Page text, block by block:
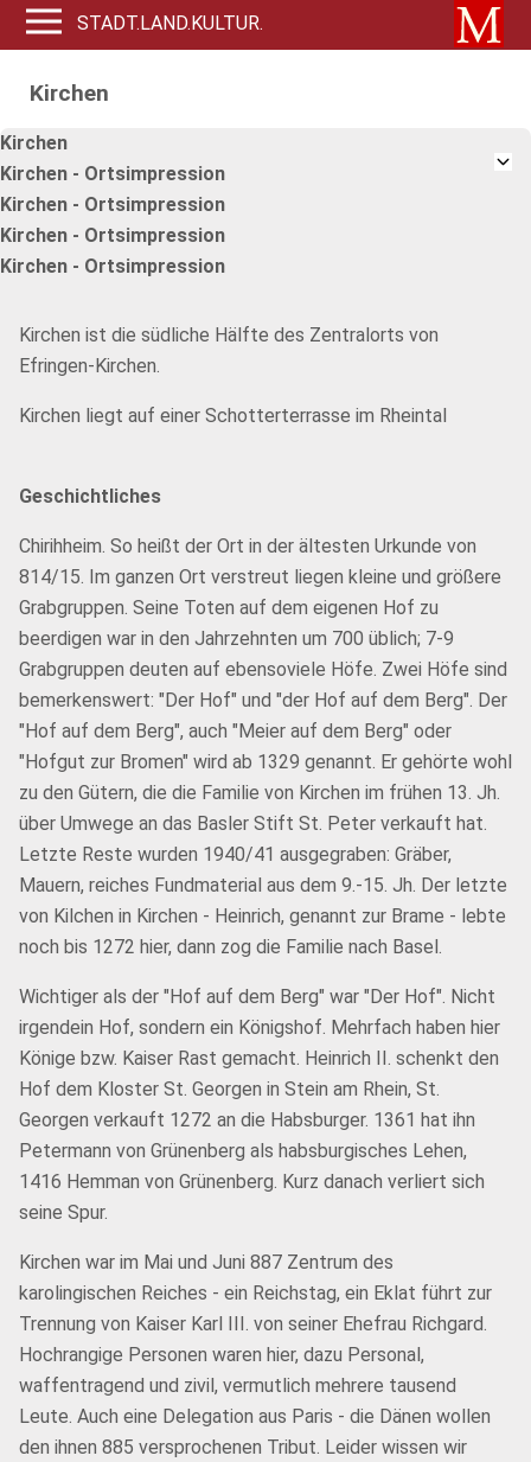
STADT.LAND.KULTUR.
Kirchen
Kirchen
Kirchen - Ortsimpression
Kirchen - Ortsimpression
Kirchen - Ortsimpression
Kirchen - Ortsimpression
Kirchen ist die südliche Hälfte des Zentralorts von
Efringen-Kirchen.
Kirchen liegt auf einer Schotterterrasse im Rheintal
Geschichtliches
Chirihheim. So heißt der Ort in der ältesten Urkunde von
814/15. Im ganzen Ort verstreut liegen kleine und größere
Grabgruppen. Seine Toten auf dem eigenen Hof zu
beerdigen war in den Jahrzehnten um 700 üblich; 7-9
Grabgruppen deuten auf ebensoviele Höfe. Zwei Höfe sind
bemerkenswert: "Der Hof" und "der Hof auf dem Berg". Der
"Hof auf dem Berg", auch "Meier auf dem Berg" oder
"Hofgut zur Bromen" wird ab 1329 genannt. Er gehörte wohl
zu den Gütern, die die Familie von Kirchen im frühen 13. Jh.
über Umwege an das Basler Stift St. Peter verkauft hat.
Letzte Reste wurden 1940/41 ausgegraben: Gräber,
Mauern, reiches Fundmaterial aus dem 9.-15. Jh. Der letzte
von Kilchen in Kirchen - Heinrich, genannt zur Brame - lebte
noch bis 1272 hier, dann zog die Familie nach Basel.
Wichtiger als der "Hof auf dem Berg" war "Der Hof". Nicht
irgendein Hof, sondern ein Königshof. Mehrfach haben hier
Könige bzw. Kaiser Rast gemacht. Heinrich II. schenkt den
Hof dem Kloster St. Georgen in Stein am Rhein, St.
Georgen verkauft 1272 an die Habsburger. 1361 hat ihn
Petermann von Grünenberg als habsburgisches Lehen,
1416 Hemman von Grünenberg. Kurz danach verliert sich
seine Spur.
Kirchen war im Mai und Juni 887 Zentrum des
karolingischen Reiches - ein Reichstag, ein Eklat führt zur
Trennung von Kaiser Karl III. von seiner Ehefrau Richgard.
Hochrangige Personen waren hier, dazu Personal,
waffentragend und zivil, vermutlich mehrere tausend
Leute. Auch eine Delegation aus Paris - die Dänen wollen
den ihnen 885 versprochenen Tribut. Leider wissen wir